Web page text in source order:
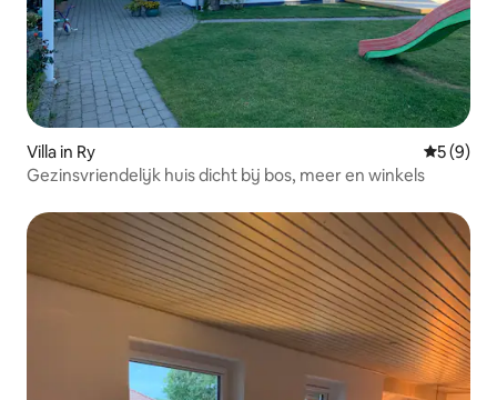
Villa in Ry
5 (9)
Gezinsvriendelijk huis dicht bij bos, meer en winkels